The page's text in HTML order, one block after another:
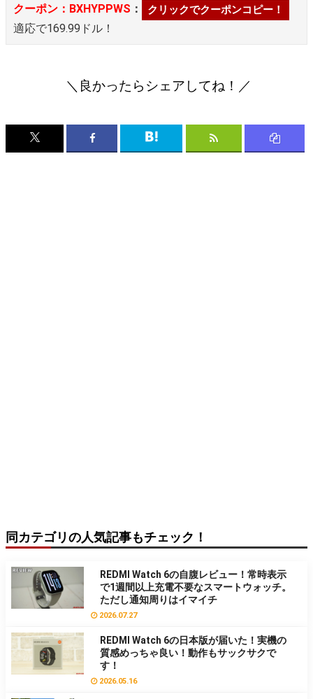
クーポン：BXHYPPWS ： クリックでクーポンコピー！
適応で169.99ドル！
＼良かったらシェアしてね！／
同カテゴリの人気記事もチェック！
REDMI Watch 6の自腹レビュー！常時表示
で1週間以上充電不要なスマートウォッチ。
ただし通知周りはイマイチ
2026.07.27
REDMI Watch 6の日本版が届いた！実機の
質感めっちゃ良い！動作もサックサクで
す！
2026.05.16